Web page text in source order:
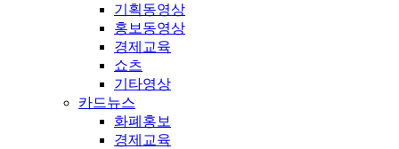
기획동영상
홍보동영상
경제교육
쇼츠
기타영상
카드뉴스
화폐홍보
경제교육